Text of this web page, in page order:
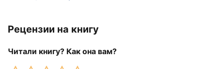
Рецензии на книгу
Читали книгу? Как она вам?